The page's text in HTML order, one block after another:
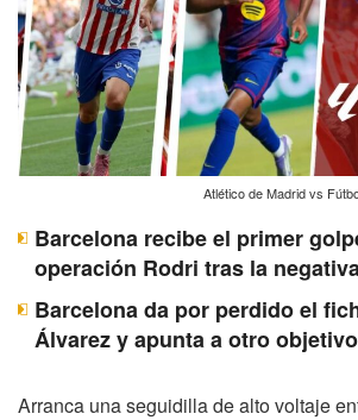
Atlético de Madrid vs
Barcelona recibe el primer
operación Rodri tras la
Barcelona da por perdido el
Álvarez y apunta a otro objetivo
Arranca una seguidilla de alto voltaje